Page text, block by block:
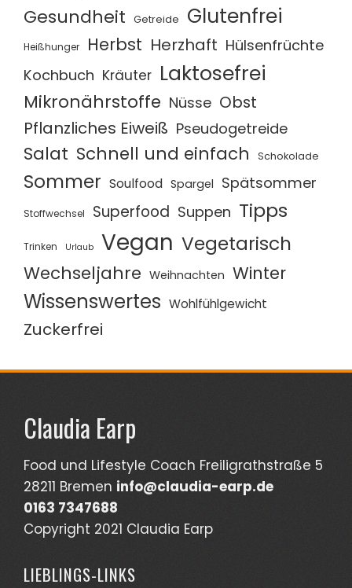
Gesundheit Getreide Glutenfrei
Heißhunger Herbst Herzhaft Hülsenfrüchte
Kochbuch Kräuter Laktosefrei
Mikronährstoffe Nüsse Obst
Pflanzliches Eiweiß Pseudogetreide
Salat Schnell und einfach Schokolade
Sommer Soulfood Spargel Spätsommer
Stoffwechsel Superfood Suppen Tipps
Trinken Urlaub Vegan Vegetarisch
Wechseljahre Weihnachten Winter
Wissenswertes Wohlfühlgewicht
Zuckerfrei
Claudia Earp
Food und Lifestyle Coach Freiligrathstraße 5
28211 Bremen info@claudia-earp.de
0163 7347688
Copyright 2021 Claudia Earp
LIEBLINGS-LINKS